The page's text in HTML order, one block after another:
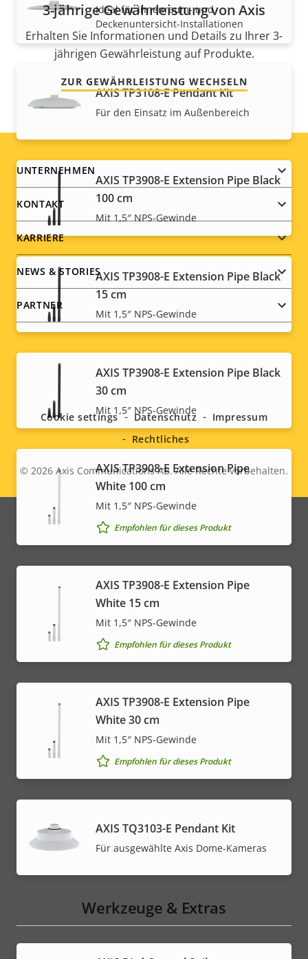
Ideal für Innenraum- und
Deckenuntersicht-Installationen
AXIS TP3108-E Pendant Kit
Für den Einsatz im Außenbereich
AXIS TP3908-E Extension Pipe Black
100 cm
Mit 1,5″ NPS-Gewinde
AXIS TP3908-E Extension Pipe Black
15 cm
Mit 1,5″ NPS-Gewinde
AXIS TP3908-E Extension Pipe Black
30 cm
Mit 1,5″ NPS-Gewinde
AXIS TP3908-E Extension Pipe
White 100 cm
Mit 1,5″ NPS-Gewinde
Empfohlen für dieses Produkt
AXIS TP3908-E Extension Pipe
White 15 cm
Mit 1,5″ NPS-Gewinde
Empfohlen für dieses Produkt
AXIS TP3908-E Extension Pipe
White 30 cm
Mit 1,5″ NPS-Gewinde
Empfohlen für dieses Produkt
AXIS TQ3103-E Pendant Kit
Für ausgewählte Axis Dome-Kameras
Werkzeuge & Extras
3-jährige Gewährleistung von Axis
Erhalten Sie Informationen und Details zu Ihrer 3-
jährigen Gewährleistung auf Produkte.
ZUR GEWÄHRLEISTUNG WECHSELN
Footer
menu
UNTERNEHMEN
KONTAKT
KARRIERE
NEWS & STORIES
PARTNER
Social
menu
Legal
menu
© 2026 Axis Communications AB. Alle Rechte vorbehalten.
Cookie settings Datenschutz
Impressum
Rechtliches